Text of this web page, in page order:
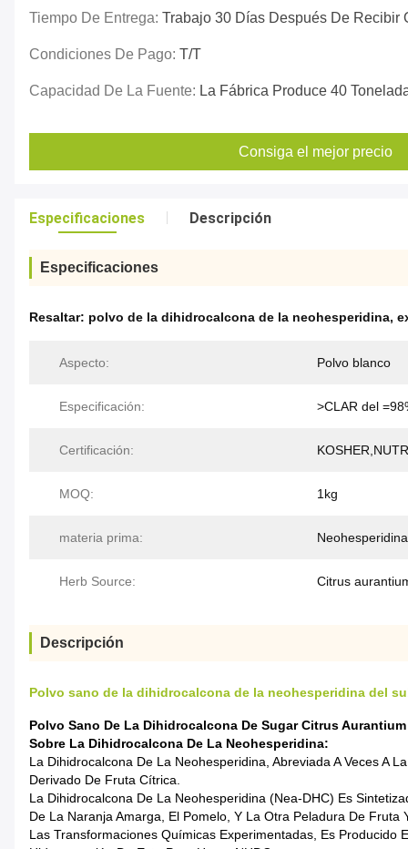
Tiempo De Entrega: Trabajo 30 Días Después De Recibir
Condiciones De Pago: T/T
Capacidad De La Fuente: La Fábrica Produce 40
Consiga el mejor precio
Especificaciones Descripción
Especificaciones
Resaltar: polvo de la dihidrocalcona de la neohesperidina,
Aspecto: Polvo blanco
Especificación: >CLAR del
Certificación:
MOQ: 1kg
materia prima: Neohesperidina
Herb Source: Citrus
Descripción
Polvo sano de la dihidrocalcona de la neohesperidina del
Polvo Sano De La Dihidrocalcona De Sugar Citrus
Sobre La Dihidrocalcona De La Neohesperidina:
La Dihidrocalcona De La Neohesperidina, Abreviada A Veces A
Derivado De Fruta Cítrica.
La Dihidrocalcona De La Neohesperidina (nea-DHC) Es
De La Naranja Amarga, El Pomelo, Y La Otra Peladura De
Las Transformaciones Químicas Experimentadas, Es